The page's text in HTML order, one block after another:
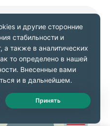
Live Chat